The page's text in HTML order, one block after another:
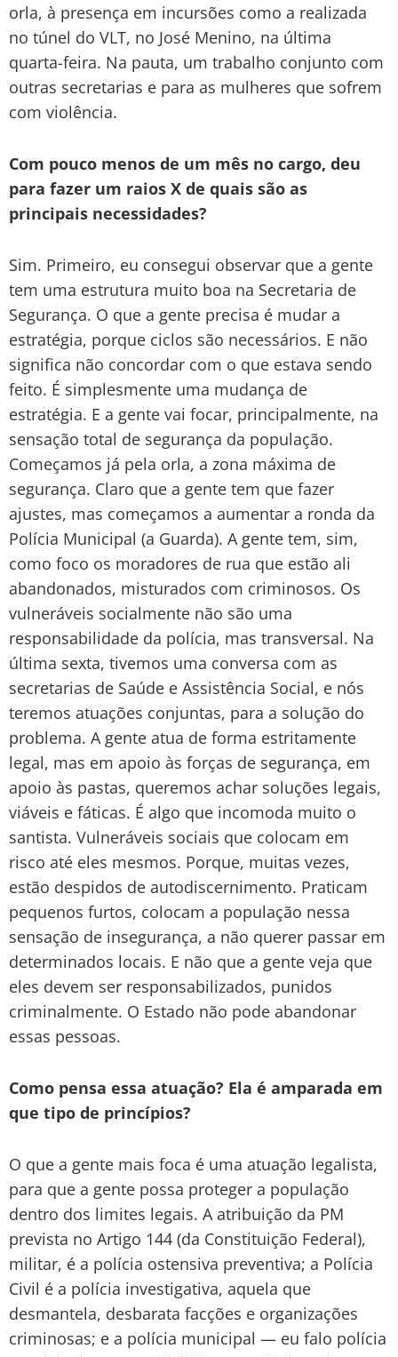
orla, à presença em incursões como a realizada
no túnel do VLT, no José Menino, na última
quarta-feira. Na pauta, um trabalho conjunto com
outras secretarias e para as mulheres que sofrem
com violência.
Com pouco menos de um mês no cargo, deu
para fazer um raios X de quais são as
principais necessidades?
Sim. Primeiro, eu consegui observar que a gente
tem uma estrutura muito boa na Secretaria de
Segurança. O que a gente precisa é mudar a
estratégia, porque ciclos são necessários. E não
significa não concordar com o que estava sendo
feito. É simplesmente uma mudança de
estratégia. E a gente vai focar, principalmente, na
sensação total de segurança da população.
Começamos já pela orla, a zona máxima de
segurança. Claro que a gente tem que fazer
ajustes, mas começamos a aumentar a ronda da
Polícia Municipal (a Guarda). A gente tem, sim,
como foco os moradores de rua que estão ali
abandonados, misturados com criminosos. Os
vulneráveis socialmente não são uma
responsabilidade da polícia, mas transversal. Na
última sexta, tivemos uma conversa com as
secretarias de Saúde e Assistência Social, e nós
teremos atuações conjuntas, para a solução do
problema. A gente atua de forma estritamente
legal, mas em apoio às forças de segurança, em
apoio às pastas, queremos achar soluções legais,
viáveis e fáticas. É algo que incomoda muito o
santista. Vulneráveis sociais que colocam em
risco até eles mesmos. Porque, muitas vezes,
estão despidos de autodiscernimento. Praticam
pequenos furtos, colocam a população nessa
sensação de insegurança, a não querer passar em
determinados locais. E não que a gente veja que
eles devem ser responsabilizados, punidos
criminalmente. O Estado não pode abandonar
essas pessoas.
Como pensa essa atuação? Ela é amparada em
que tipo de princípios?
O que a gente mais foca é uma atuação legalista,
para que a gente possa proteger a população
dentro dos limites legais. A atribuição da PM
prevista no Artigo 144 (da Constituição Federal),
militar, é a polícia ostensiva preventiva; a Polícia
Civil é a polícia investigativa, aquela que
desmantela, desbarata facções e organizações
criminosas; e a polícia municipal — eu falo polícia